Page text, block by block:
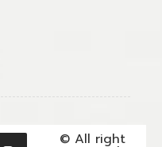
© All right